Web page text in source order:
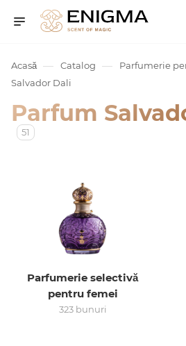
Acasă — Catalog — Parfumerie
Salvador Dali
Parfum
51
Parfumerie selectivă
pentru femei
323 bunuri